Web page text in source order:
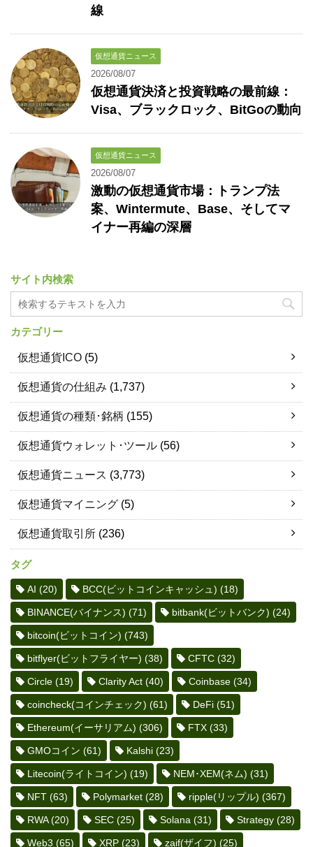
線
仮想通貨ニュース
2026/08/07
仮想通貨決済と投資戦略の最前線：
Visa、ブラックロック、BitGoの動向
仮想通貨ニュース
2026/08/07
激動の仮想通貨市場：トランプ法
案、Wintermute、Base、そしてマ
イナー再編の深層
サイト内検索
カテゴリー
仮想通貨ICO (5)
仮想通貨の仕組み (1,737)
仮想通貨の種類･銘柄 (155)
仮想通貨ウォレット･ツール (56)
仮想通貨ニュース (3,773)
仮想通貨マイニング (5)
仮想通貨取引所 (236)
タグ
AI (20) BCC(ビットコインキャッシュ) (18)
BINANCE(バイナンス) (71) bitbank(ビットバンク) (24)
bitcoin(ビットコイン) (743)
bitflyer(ビットフライヤー) (38) CFTC (32)
Circle (19) Clarity Act (40) Coinbase (34)
coincheck(コインチェック) (61) DeFi (51)
Ethereum(イーサリアム) (306) FTX (33)
GMOコイン (61) Kalshi (23)
Litecoin(ライトコイン) (19) NEM･XEM(ネム) (31)
NFT (63) Polymarket (28) ripple(リップル) (367)
RWA(20) SEC (25) Solana (31) Strategy (28)
Web3 (65) XRP (23) zaif(ザイフ) (25)